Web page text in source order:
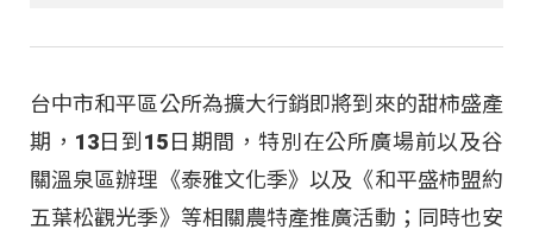
台中市和平區公所為擴大行銷即將到來的甜柿盛產
期，13日到15日期間，特別在公所廣場前以及谷
關溫泉區辦理《泰雅文化季》以及《和平盛柿盟約
五葉松觀光季》等相關農特產推廣活動；同時也安